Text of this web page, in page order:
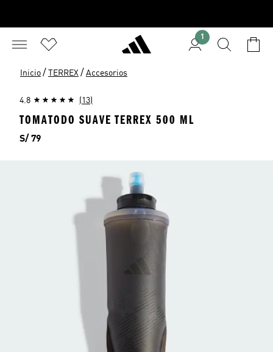
1
Inicio / TERREX / Accesorios
4.8 (13)
TOMATODO SUAVE TERREX 500 ML
Precio
S/ 79